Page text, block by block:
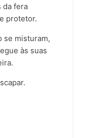
da fera
protetor.
se misturam,
às suas